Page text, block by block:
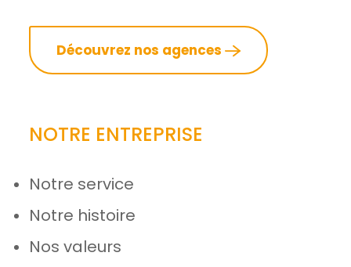
Découvrez nos agences
NOTRE ENTREPRISE
Notre service
Notre histoire
Nos valeurs